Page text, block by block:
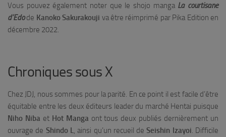
Vous pouvez également noter que le shojo manga La courtisane
d’Edode Kanoko Sakurakouji va être réimprimé par Pika Edition en
décembre 2022.
Chroniques sous X
Chez JDJ, nous sommes pour la parité. En ce point il est facile d’être
équitable entre les deux éditeurs leader du marché Hentai puisque
Niho Niba et Hot Manga ont tous deux publiés dernièrement un
ouvrage de Shindo L, ainsi qu’un recueil deSeishin Izayoi. Difficile